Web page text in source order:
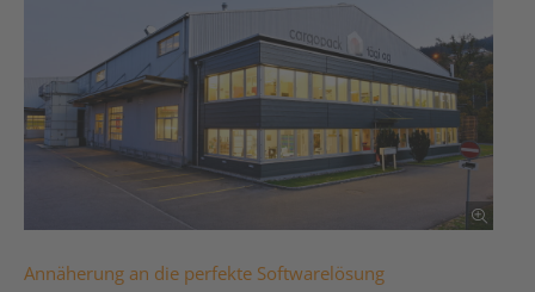
Annäherung an die perfekte Softwarelösung